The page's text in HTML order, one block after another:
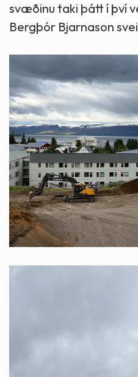
svæðinu taki þátt í því
Bergþór Bjarnason